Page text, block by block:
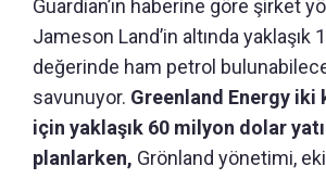
Guardian’ın haberine göre şirket
Jameson Land’in altında yaklaşık
değerinde ham petrol
savunuyor. Greenland Energy iki
için yaklaşık 60 milyon dolar
planlarken, Grönland yönetimi,